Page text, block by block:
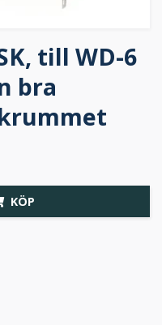
till WD-6
bra
KÖP